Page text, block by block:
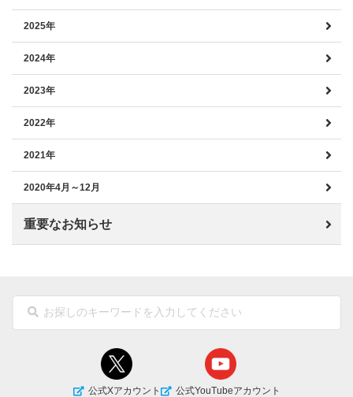
2025年
2024年
2023年
2022年
2021年
2020年4月～12月
重要なお知らせ
公式Xアカウント 公式YouTubeアカウント